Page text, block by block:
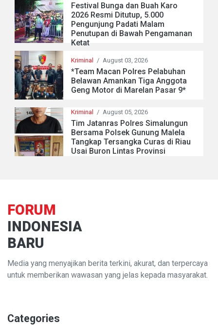
Festival Bunga dan Buah Karo
2026 Resmi Ditutup, 5.000
Pengunjung Padati Malam
Penutupan di Bawah Pengamanan
Ketat
Kriminal / August 03, 2026
*Team Macan Polres Pelabuhan
Belawan Amankan Tiga Anggota
Geng Motor di Marelan Pasar 9*
Kriminal / August 05, 2026
Tim Jatanras Polres Simalungun
Bersama Polsek Gunung Malela
Tangkap Tersangka Curas di Riau
Usai Buron Lintas Provinsi
FORUM
INDONESIA
BARU
Media yang menyajikan berita terkini, akurat, dan terpercaya
untuk memberikan wawasan yang jelas kepada masyarakat.
Categories